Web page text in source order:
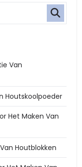
Van
Houtskoolpoeder
Het Maken Van
Houtblokken